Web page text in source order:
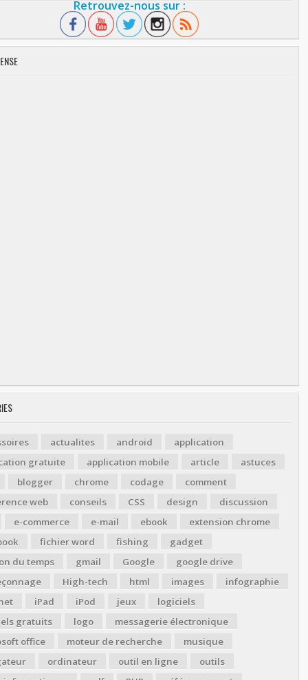
Retrouvez-nous sur :
actualites android
application
gratuite
application mobile article
astuces
blogger
chrome codage
comment
web
conseils CSS design
discussion
e-commerce
e-mail ebook
extension chrome
fichier word fishing
gadget
du temps
gmail Google
google drive
High-tech html images
infographie
iPad iPod jeux
logiciels
gratuits
logo
messagerie électronique
office
moteur de recherche
musique
ordinateur outil en ligne
outils